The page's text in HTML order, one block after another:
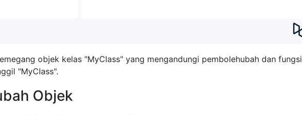
objek kelas "MyClass" yang mengandungi pembolehubah dan fungsi
"MyClass".
Objek